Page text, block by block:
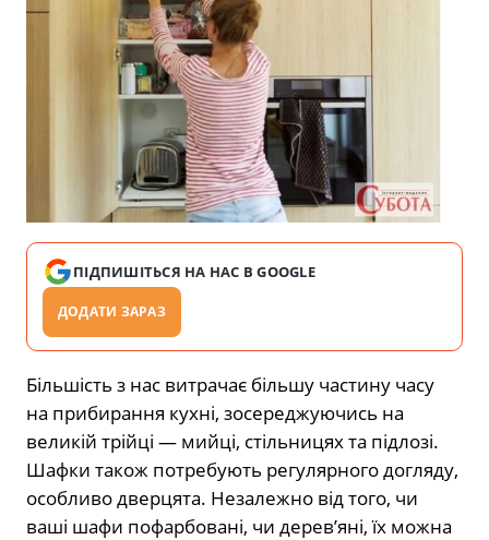
ПІДПИШІТЬСЯ НА НАС В GOOGLE
ДОДАТИ ЗАРАЗ
Більшість з нас витрачає більшу частину часу
на прибирання кухні, зосереджуючись на
великій трійці — мийці, стільницях та підлозі.
Шафки також потребують регулярного догляду,
особливо дверцята. Незалежно від того, чи
ваші шафи пофарбовані, чи дерев’яні, їх можна